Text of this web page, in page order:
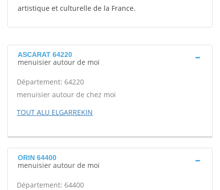
artistique et culturelle de la France.
ASCARAT 64220
menuisier autour de moi
Département: 64220
menuisier autour de chez moi
TOUT ALU ELGARREKIN
ORIN 64400
menuisier autour de moi
Département: 64400